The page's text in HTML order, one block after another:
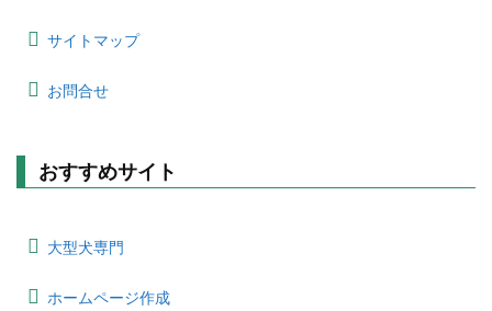
サイトマップ
お問合せ
おすすめサイト
大型犬専門
ホームページ作成